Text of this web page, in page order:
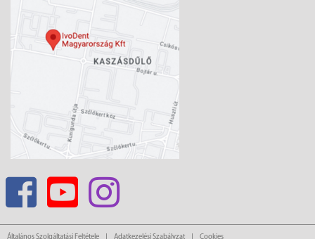
Általános Szolgáltatási Feltétele Adatkezelési Szabályzat Cookies